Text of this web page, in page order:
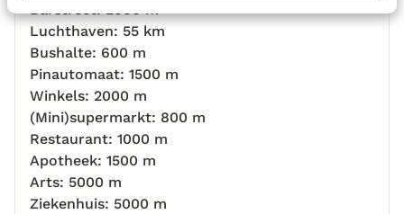
Barstreet: 2000 m
Luchthaven: 55 km
Bushalte: 600 m
Pinautomaat: 1500 m
Winkels: 2000 m
(Mini)supermarkt: 800 m
Restaurant: 1000 m
Apotheek: 1500 m
Arts: 5000 m
Ziekenhuis: 5000 m